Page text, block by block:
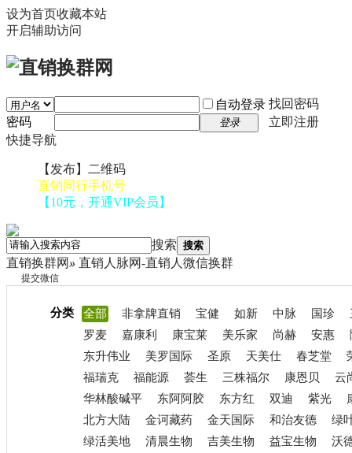
设为首页收藏本站
开启辅助访问
自动登录 找回密码
密码
登录
立即注册
快捷导航
【发布】二维码
直销同行手机号
【10元，开通VIP会员】
搜索 搜索
直销换群网 » 直销人脉网-直销人微信换群
提交微信
分类 全部 非拿牌直销 宝健 如新 中脉 国珍
罗麦
嘉康利 康宝莱 美乐家 尚赫 安惠
东升伟业
美罗国际 圣原 天美仕 春芝堂
福瑞克
福能源 荟生 三株福尔 康恩贝
云
华林酸碱平
东阿阿胶 东方红 双迪 紫光
北方大陆
金诃藏药 金天国际 和治友德
绿
绿活美地
清晨生物 吉美生物 益宝生物
沃